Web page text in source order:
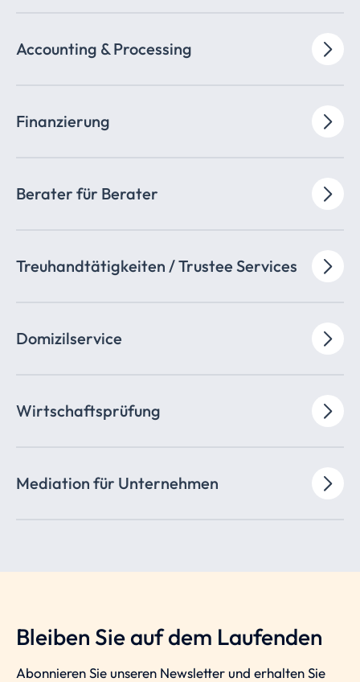
Accounting & Processing
Finanzierung
Berater für Berater
Treuhandtätigkeiten / Trustee Services
Domizilservice
Wirtschaftsprüfung
Mediation für Unternehmen
Bleiben Sie auf dem Laufenden
Abonnieren Sie unseren Newsletter und erhalten Sie